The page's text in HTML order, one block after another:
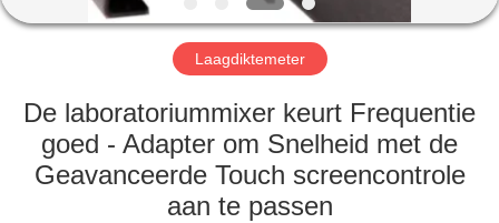
FABRIEKSREIS
KWALITEITSCONTROLE
CONTACTEER
Laagdiktemeter
De laboratoriummixer keurt Frequentie
goed - Adapter om Snelheid met de
Geavanceerde Touch screencontrole
aan te passen